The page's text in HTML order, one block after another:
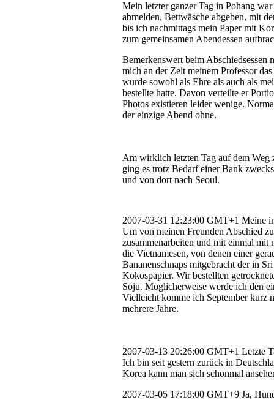
Mein letzter ganzer Tag in Pohang
abmelden, Bettwäsche abgeben, mit
bis ich nachmittags mein Paper mit
zum gemeinsamen Abendessen
Bemerkenswert beim
mich an der Zeit meinem Professor
wurde sowohl als Ehre als auch als
bestellte hatte. Davon verteilte er
Photos existieren leider wenige.
der einzige Abend ohne.
Am wirklich letzten Tag auf dem Weg
ging es trotz Bedarf einer Bank
und von dort nach Seoul.
2007-03-31 12:23:00 GMT+1 Meine
Um von meinen Freunden Abschied
zusammenarbeiten und mit einmal mit
die Vietnamesen, von denen einer
Bananenschnaps mitgebracht der in
Kokospapier. Wir bestellten
Soju. Möglicherweise werde ich den
Vielleicht komme ich September kurz
mehrere Jahre.
2007-03-13 20:26:00 GMT+1 Letzte
Ich bin seit gestern zurück in
Korea kann man sich schonmal
2007-03-05 17:18:00 GMT+9 Ja,